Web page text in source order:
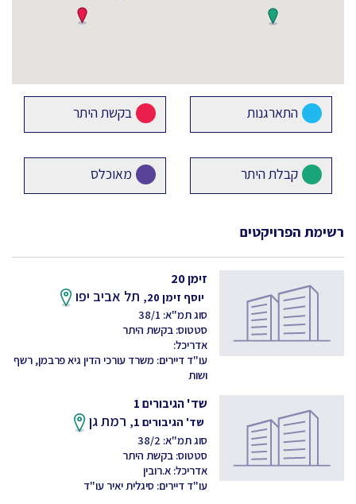
התארגנות בקשת היתר
קבלת היתר מאוכלס
רשימת הפרויקטים
זימן 20
יוסף זימן 20, תל אביב יפו
סוג תמ"א: 38/1
סטטוס: בקשת היתר
אדריכל:
עו"ד דיירים: משרד עורכי הדין גיא פרבמן, רשף
ושות
שד' הגיבורים 1
שד' הגיבורים 1, רמת גן
סוג תמ"א: 38/2
סטטוס: בקשת היתר
אדריכל: א.רובין
עו"ד דיירים: סיגלית יאיר עו"ד